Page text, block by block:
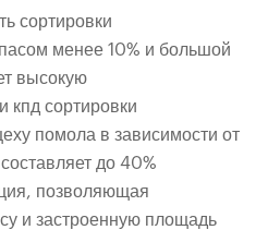
сортировки
менее 10% и большой
высокую
кпд сортировки
помола в зависимости от
до 40%
позволяющая
и застроенную площадь